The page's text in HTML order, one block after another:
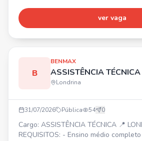
cordialidade, responsabilidade,
organização, atenção aos detalhes e
ver vaga
B
BENMAX
ASSISTÊNCIA TÉCNICA
Londrina
31/07/2026 Pública 54 0
Cargo: ASSISTÊNCIA TÉCNICA 📍 LONDRINA/PR
REQUISITOS: - Ensino médio